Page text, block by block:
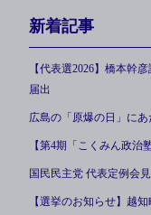
新着記事
【代表選2026】橋本幹
届出
広島の「原爆の日」にあ
【第4期「こくみん政治
国民民主党 代表定例会見
【選挙のお知らせ】越